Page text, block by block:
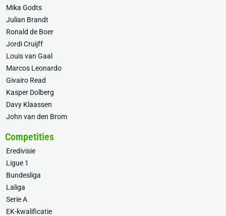
Mika Godts
Julian Brandt
Ronald de Boer
Jordi Cruijff
Louis van Gaal
Marcos Leonardo
Givairo Read
Kasper Dolberg
Davy Klaassen
John van den Brom
Competities
Eredivisie
Ligue 1
Bundesliga
Laliga
Serie A
EK-kwalificatie